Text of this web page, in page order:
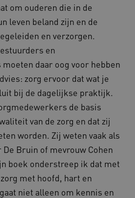
om ouderen die in de
leven beland zijn en de
en verzorgen.
en
daar oog voor hebben
zorg ervoor dat wat je
bij de dagelijkse praktijk.
de basis
van de zorg en dat zij
worden. Zij weten vaak als
Bruin of mevrouw Cohen
boek onderstreep ik dat met
met hoofd, hart en
niet alleen om kennis en
www.vilans.nl
.youtube.com
5
Cloudflare Inc.
.vimeo.com
50
.youtube.com
weken
Google Privacy Policy